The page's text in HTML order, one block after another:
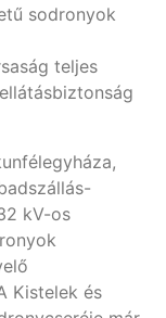
sodronyok
teljes
kV-os
Kistelek és